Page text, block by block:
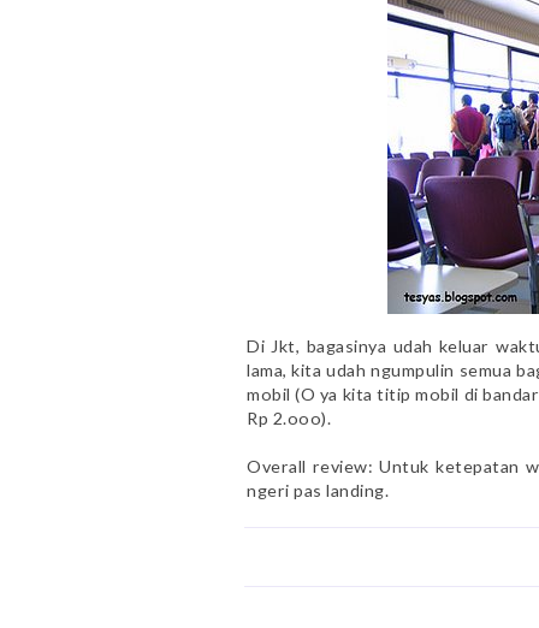
Di Jkt, bagasinya udah keluar
lama, kita udah ngumpulin semua
mobil (O ya kita titip mobil di
Rp 2.ooo).
Overall review: Untuk ketepatan
ngeri pas landing.